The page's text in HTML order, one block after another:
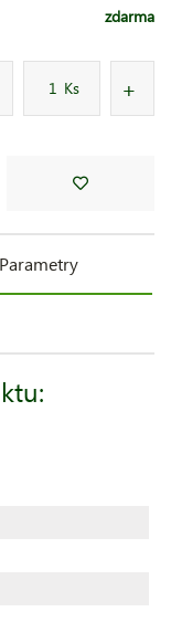
zdarma
Ks
Parametry